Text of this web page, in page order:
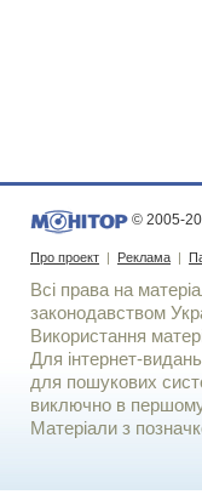
© 2005-
Про проект | Реклама |
Всі права на
законодавством
Використання
Для iнтернет-
для пошукових
виключно в
Матеріали з